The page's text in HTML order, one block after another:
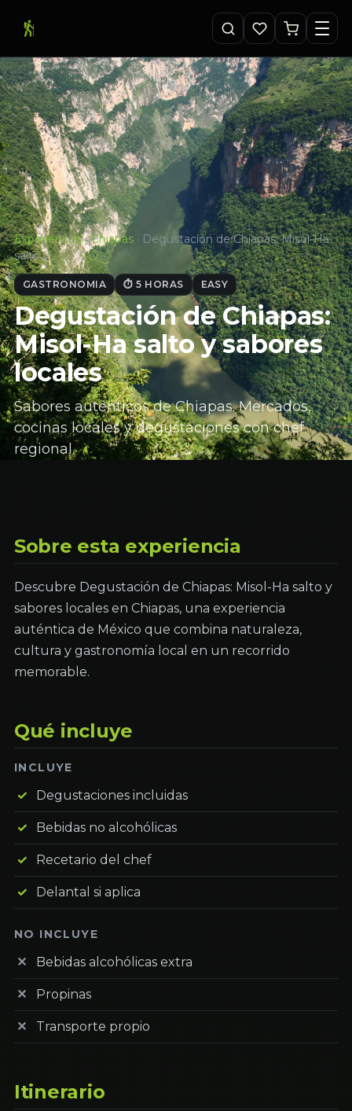
Experiencias · Chiapas · Degustación de Chiapas: Misol-Ha
salto y…
GASTRONOMIA ⏱ 5 HORAS EASY
Degustación de Chiapas:
Misol-Ha salto y sabores
locales
Sabores auténticos de Chiapas. Mercados,
cocinas locales y degustaciones con chef
regional.
Sobre esta experiencia
Descubre Degustación de Chiapas: Misol-Ha salto y
sabores locales en Chiapas, una experiencia
auténtica de México que combina naturaleza,
cultura y gastronomía local en un recorrido
memorable.
Qué incluye
INCLUYE
Degustaciones incluidas
Bebidas no alcohólicas
Recetario del chef
Delantal si aplica
NO INCLUYE
Bebidas alcohólicas extra
Propinas
Transporte propio
Itinerario